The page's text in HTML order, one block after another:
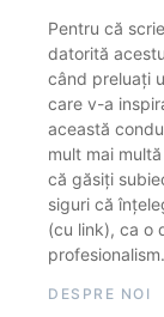
Pentru că
datorită
când preluați
care v-a
această
mult mai
că găsiți
siguri că
(cu link), ca o
DESPRE NOI